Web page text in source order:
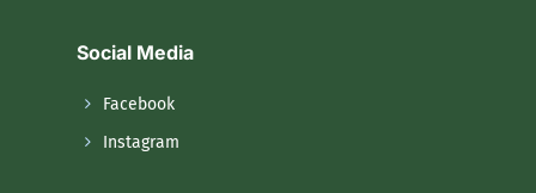
Social Media
Facebook
Instagram